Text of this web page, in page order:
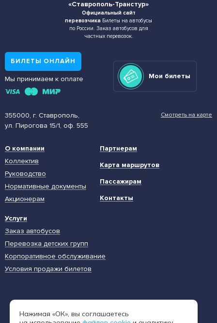
«Ставрополь-Транстур»
Официальный сайт
перевозчика Билеты на автобусы
по России. Заказ автобусов для
частных перевозок.
355000, г. Ставрополь,
ул. Пирогова 15/1, оф. 555
Смотреть на карте
БИЛЕТЫ ОНЛАЙН
Мы принимаем к оплате Мои билеты
О компании
Коллектив
Руководство
Нормативные документы
Акционерам
Услуги
Заказ автобусов
Перевозка детских групп
Корпоративное обслуживание
Условия продажи билетов
Партнерам
Карта маршрутов
Пассажирам
Контакты
Нажимая «ОК», вы соглашаетесь